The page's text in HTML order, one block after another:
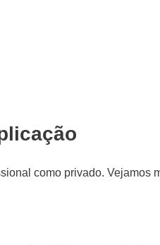
como privado. Vejamos